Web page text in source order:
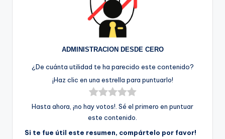
ADMINISTRACION DESDE CERO
¿De cuánta utilidad te ha parecido este contenido?
¡Haz clic en una estrella para puntuarlo!
Hasta ahora, ¡no hay votos!. Sé el primero en puntuar
este contenido.
Si te fue útil este resumen, compártelo por favor!